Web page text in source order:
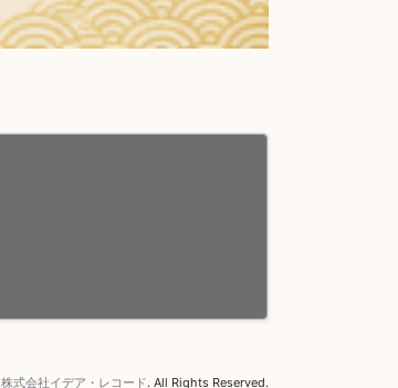
株式会社イデア・レコード. All Rights Reserved.